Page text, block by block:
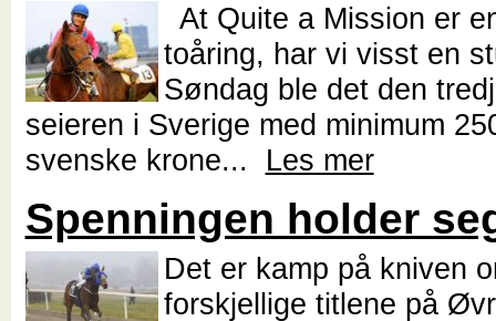
At Quite a Mission er
toåring, har vi visst en
Søndag ble det den
seieren i Sverige med minimum
svenske krone... Les mer
Spenningen holder
Det er kamp på kniven
forskjellige titlene på